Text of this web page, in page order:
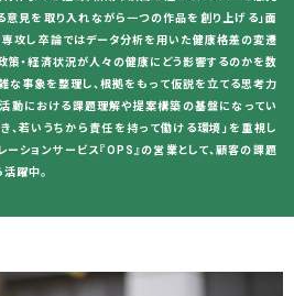
意見を取り入れながら一つの作品を創り上げる」面
専攻し卒論ではデータ分析を用いた健康格差の変遷
策・経済状況が人々の健康にどう影響するのかを数
な事象を整理し、根拠をもって仮説を立てる思考力
動における課題理解や提案構築の基盤になってい
、若いうちから責任を持って働ける環境」を重視し
ションサービス『OPS』の営業として、顧客の課題
躍中。